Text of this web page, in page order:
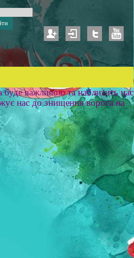
важливою та наблизить нас
нас до знищення ворога на